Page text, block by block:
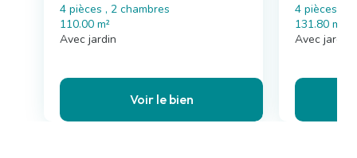
4 pièces , 2 chambres
110.00 m²
Avec jardin
Voir le bien
4 pièces , 3
131.80 m²
Avec jardin